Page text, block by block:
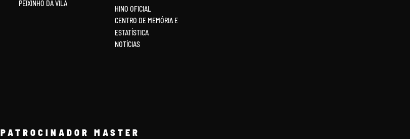
PEIXINHO DA VILA
HINO OFICIAL
CENTRO DE MEMÓRIA E
ESTATÍSTICA
NOTÍCIAS
PATROCINADOR MASTER